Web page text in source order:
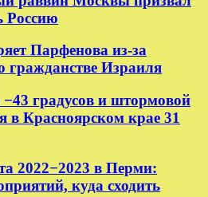
Россию
Парфенова из-за
гражданстве Израиля
градусов и штормовой
в Красноярском крае 31
2022−2023 в Перми:
куда сходить